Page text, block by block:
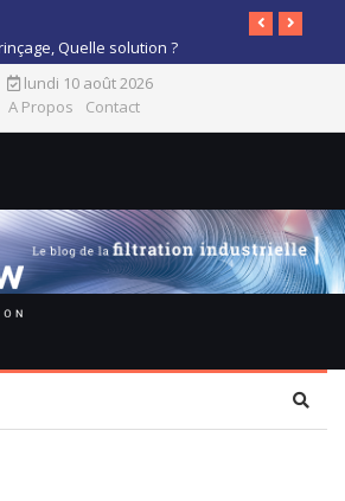
Quelle solution ?
lundi 10 août 2026
A Propos
Contact